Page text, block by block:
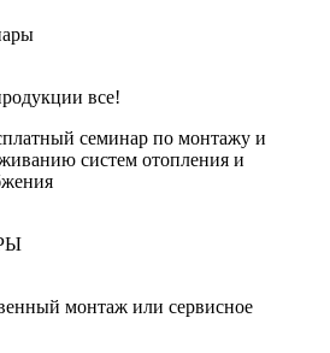
все!
семинар по монтажу и
систем отопления и
монтаж или сервисное